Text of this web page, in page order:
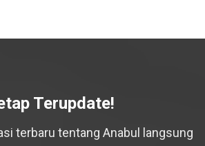
Terupdate!
terbaru tentang Anabul langsung